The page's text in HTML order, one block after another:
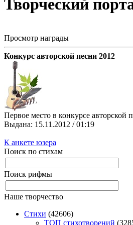
Творческий
Просмотр награды
Конкурс авторской песни 2012
Первое место в конкурсе авторской
Выданa: 15.11.2012 / 01:19
К анкете юзера
Поиск по стихам
Поиск рифмы
Наше творчество
Стихи (42606)
TOП стихотворений